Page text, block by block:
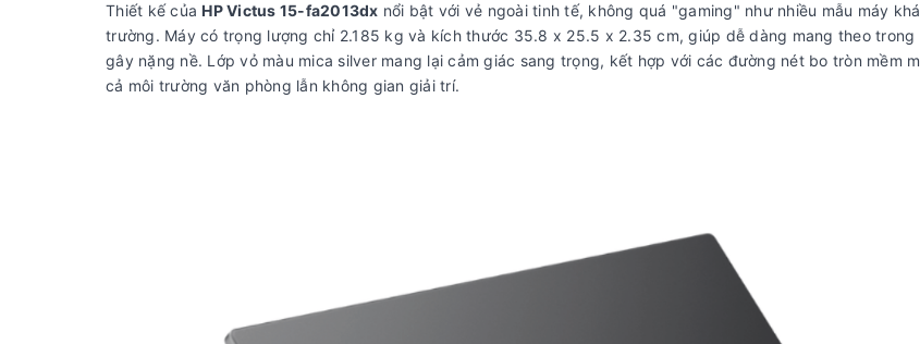
Thiết kế củaHP Victus 15-fa2013dx nổi bật với vẻ ngoài tinh tế, không quá "gaming" như nhiều mẫu máy
trường. Máy có trọng lượng chỉ 2.185 kg và kích thước 35.8 x 25.5 x 2.35 cm, giúp dễ dàng mang theo trong
gây nặng nề. Lớp vỏ màu mica silver mang lại cảm giác sang trọng, kết hợp với các đường nét bo tròn mềm
cả môi trường văn phòng lẫn không gian giải trí.